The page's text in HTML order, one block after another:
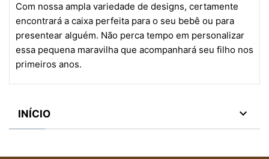
Com nossa ampla variedade de designs, certamente
encontrará a caixa perfeita para o seu bebê ou para
presentear alguém. Não perca tempo em personalizar
essa pequena maravilha que acompanhará seu filho nos
primeiros anos.
INÍCIO 